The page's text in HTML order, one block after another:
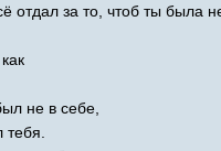
отдал за то, чтоб ты была
не в себе,
тебя.